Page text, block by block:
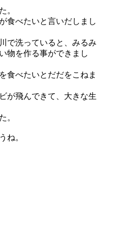
。
食べたいと言いだしまし
で洗っていると、みるみ
物を作る事ができまし
食べたいとだだをこねま
が飛んできて、大きな生
。
ね。